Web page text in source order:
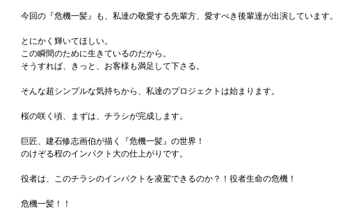
今回の『危機一髪』も、私達の敬愛する先輩方、愛すべき後輩達が出演しています。
とにかく輝いてほしい。
この瞬間のために生きているのだから。
そうすれば、きっと、お客様も満足して下さる。
そんな超シンプルな気持ちから、私達のプロジェクトは始まります。
桜の咲く頃、まずは、チラシが完成します。
巨匠、建石修志画伯が描く『危機一髪』の世界！
のけぞる程のインパクト大の仕上がりです。
役者は、このチラシのインパクトを凌駕できるのか？！役者生命の危機！
危機一髪！！